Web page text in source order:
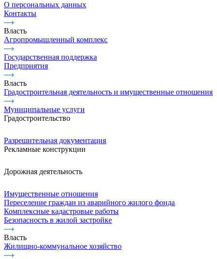
О персональных данных
Контакты
Власть
Агропромышленный комплекс
Государственная поддержка
Предприятия
Власть
Градостроительная деятельность и имущественные отношения
Муниципальные услуги
Градостроительство
Разрешительная документация
Рекламные конструкции
Дорожная деятельность
Имущественные отношения
Переселение граждан из аварийного жилого фонда
Комплексные кадастровые работы
Безопасность в жилой застройке
Власть
Жилищно-коммунальное хозяйство